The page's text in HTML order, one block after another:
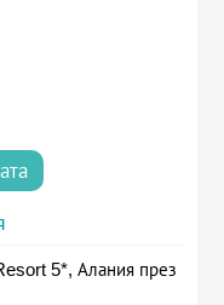
5*, Алания през